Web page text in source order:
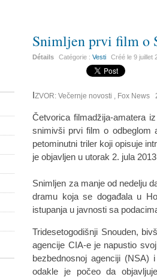
Snimljen prvi film o
Détails Catégorie :Vesti Créé le9 juillet
IZVOR: Večernje novosti , Fox News
Četvorica filmadžija-amatera
snimivši prvi film o odbeglom
petominutni triler koji opisuje
je objavljen u utorak 2. jula
Snimljen za manje od nedelju
dramu koja se događala u
istupanja u javnosti sa
Tridesetogodišnji Snouden,
agencije CIA-e je napustio
bezbednosnoj agenciji (NSA)
odakle je počeo da